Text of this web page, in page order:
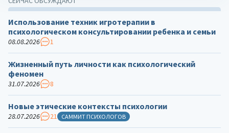
Использование техник игротерапии в
психологическом консультировании ребенка и семьи
08.08.2026 1
Жизненный путь личности как психологический
феномен
31.07.2026 8
Новые этические контексты психологии
28.07.2026 21 САММИТ ПСИХОЛОГОВ